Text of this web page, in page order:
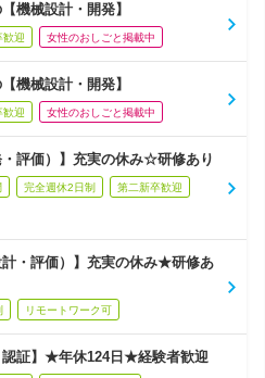
機械設計・開発】
歓迎 女性のおしごと掲載中
機械設計・開発】
歓迎 女性のおしごと掲載中
評価）】充実の休み☆研修あり
完全週休2日制 第二新卒歓迎
・評価）】充実の休み★研修あ
リモートワーク可
認証】★年休124日★経験者歓迎